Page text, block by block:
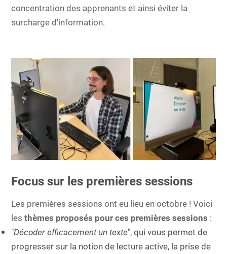
concentration des apprenants et ainsi éviter la
surcharge d'information.
Focus sur les premières sessions
Les premières sessions ont eu lieu en octobre ! Voici
lesthèmes proposés pour ces premières sessions :
"Décoder efficacement un texte", qui vous permet de
progresser sur la notion de lecture active, la prise de